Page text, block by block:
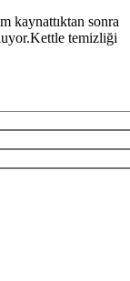
kaynattıktan sonra
temizliği